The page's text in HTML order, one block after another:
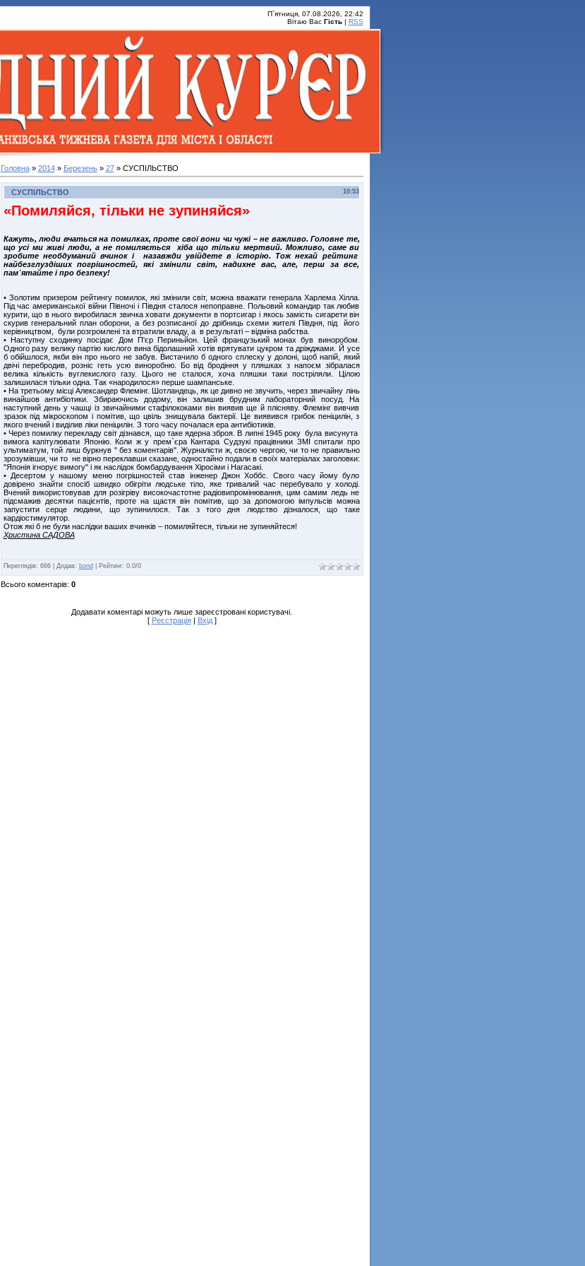
П`ятниця, 07.08.2026, 22:42
Вітаю Вас Гість| RSS
Головна» 2014 » Березень » 27» СУСПІЛЬСТВО
10:53
СУСПІЛЬСТВО
«Помиляйся, тільки не зупиняйся»
Кажуть, люди вчаться на помилках, проте свої вони чи чужі – не важливо. Головне те,
що усі ми живі люди, а не помиляється хіба що тільки мертвий. Можливо, саме ви
зробите необдуманий вчинок і назавжди увійдете в історію. Тож нехай рейтинг
найбезглуздіших погрішностей, які змінили світ, надихне вас, але, перш за все,
пам`ятайте і про безпеку!
• Золотим призером рейтингу помилок, які змінили світ, можна вважати генерала Харлема Хілла.
Під час американської війни Півночі і Півдня сталося непоправне. Польовий командир так любив
курити, що в нього виробилася звичка ховати документи в портсигар і якось замість сигарети він
скурив генеральний план оборони, а без розписаної до дрібниць схеми жителі Півдня, під його
керівництвом, були розгромлені та втратили владу, а в результаті – відміна рабства.
• Наступну сходинку посідає Дом П'єр Периньйон. Цей французький монах був виноробом.
Одного разу велику партію кислого вина бідолашний хотів врятувати цукром та дріжджами. Й усе
б обійшлося, якби він про нього не забув. Вистачило б одного сплеску у долоні, щоб напій, який
двічі перебродив, розніс геть усю виноробню. Бо від бродіння у пляшках з напоєм зібралася
велика кількість вуглекислого газу. Цього не сталося, хоча пляшки таки постріляли. Цілою
залишилася тільки одна. Так «народилося» перше шампанське.
• На третьому місці Александер Флемінг. Шотландець, як це дивно не звучить, через звичайну лінь
винайшов антибіотики. Збираючись додому, він залишив брудним лабораторний посуд. На
наступний день у чашці із звичайними стафілококами він виявив ще й плісняву. Флемінг вивчив
зразок під мікроскопом і помітив, що цвіль знищувала бактерії. Це виявився грибок пеніцилін, з
якого вчений і виділив ліки пеніцилін. З того часу почалася ера антибіотиків.
• Через помилку перекладу світ дізнався, що таке ядерна зброя. В липні 1945 року була висунута
вимога капітулювати Японію. Коли ж у прем`єра Кантара Судзукі працівники ЗМІ спитали про
ультиматум, той лиш буркнув " без коментарів". Журналісти ж, своєю чергою, чи то не правильно
зрозумівши, чи то не вірно переклавши сказане, одностайно подали в своїх матеріалах заголовки:
"Японія ігнорує вимогу" і як наслідок бомбардування Хіросіми і Нагасакі.
• Десертом у нашому меню погрішностей став інженер Джон Хоббс. Свого часу йому було
довірено знайти спосіб швидко обігріти людське тіло, яке тривалий час перебувало у холоді.
Вчений використовував для розігріву високочастотне радіовипромінювання, цим самим ледь не
підсмажив десятки пацієнтів, проте на щастя він помітив, що за допомогою імпульсів можна
запустити серце людини, що зупинилося. Так з того дня людство дізналося, що таке
кардіостимулятор.
Отож які б не були наслідки ваших вчинків – помиляйтеся, тільки не зупиняйтеся!
Христина САДОВА
Переглядів: 666| Додав: bond Рейтинг: 0.0/0
Всього коментарів: 0
Додавати коментарі можуть лише зареєстровані користувачі.
[ Реєстрація| Вхід]